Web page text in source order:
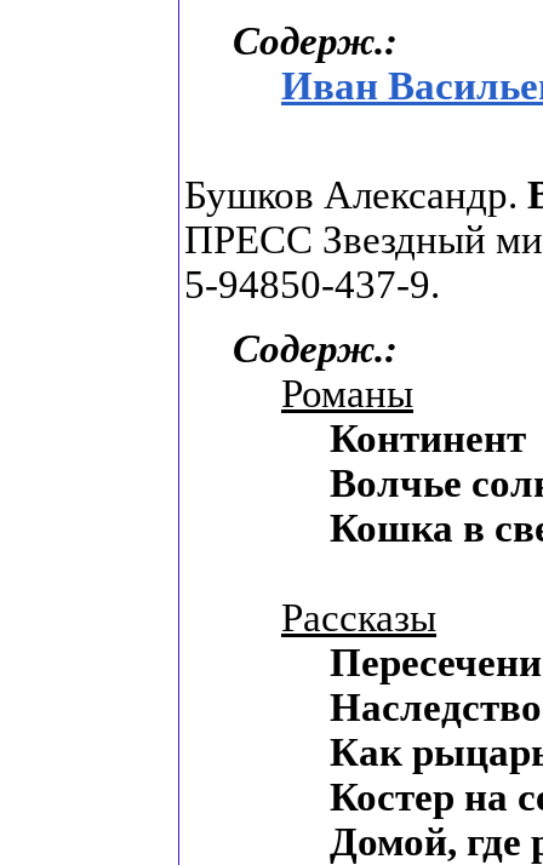
Содерж.:
Иван
Бушков Александр.
ПРЕСС Звездный
5-94850-437-9.
Содерж.:
Романы
Континент
Волчье
Кошка в
Рассказы
Как
Костер на
Домой, где